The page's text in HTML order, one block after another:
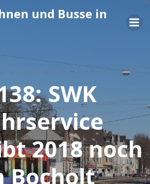
Inhalt
und Busse in
SWK
2018 noch
Bocholt